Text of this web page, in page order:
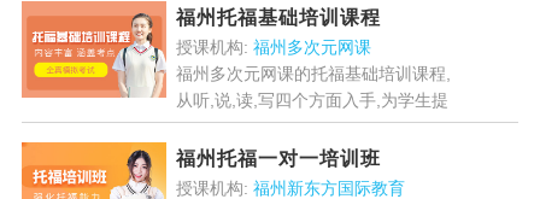
条理地表达思想,同时注重语法,拼写和
标点符号的正确使用....[详情]
福州托福基础培训课程
授课机构: 福州多次元网课
福州多次元网课的托福基础培训课程,
从听,说,读,写四个方面入手,为学生提
供全面的托福备考指导,小班制,针对学
生的实际情况和学习需求,制定个性化
的教学计划,提供有...[详情]
福州托福一对一培训班
授课机构: 福州新东方国际教育